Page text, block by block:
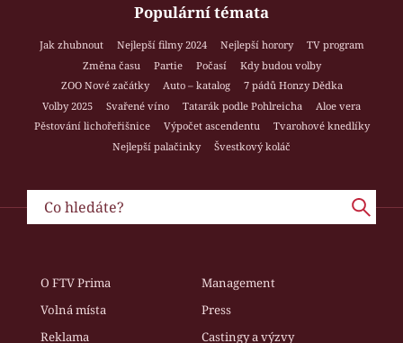
Populární témata
Jak zhubnout Nejlepší filmy 2024 Nejlepší horory
TV program
Změna času
Partie Počasí
Kdy budou volby
ZOO Nové začátky
Auto – katalog
7 pádů Honzy Dědka
Volby 2025
Svařené víno Tatarák podle Pohlreicha
Aloe vera
Pěstování lichořeřišnice
Výpočet ascendentu
Tvarohové knedlíky
Nejlepší palačinky
Švestkový koláč
O FTV Prima
Management
Volná místa
Press
Reklama
Castingy a výzvy